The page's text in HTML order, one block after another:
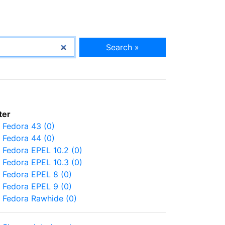
Search »
Fedora 43 (0)
Fedora 44 (0)
Fedora EPEL 10.2 (0)
Fedora EPEL 10.3 (0)
Fedora EPEL 8 (0)
Fedora EPEL 9 (0)
Fedora Rawhide (0)